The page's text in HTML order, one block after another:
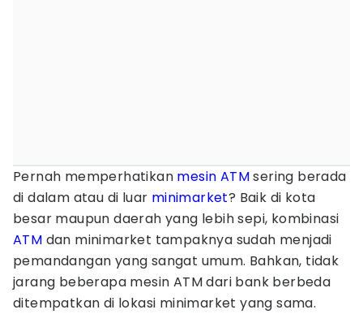
Pernah memperhatikan mesin ATMsering berada
di dalam atau di luar minimarket? Baik di kota
besar maupun daerah yang lebih sepi, kombinasi
ATM dan minimarket tampaknya sudah menjadi
pemandangan yang sangat umum. Bahkan, tidak
jarang beberapa mesin ATM dari bank berbeda
ditempatkan di lokasi minimarket yang sama.